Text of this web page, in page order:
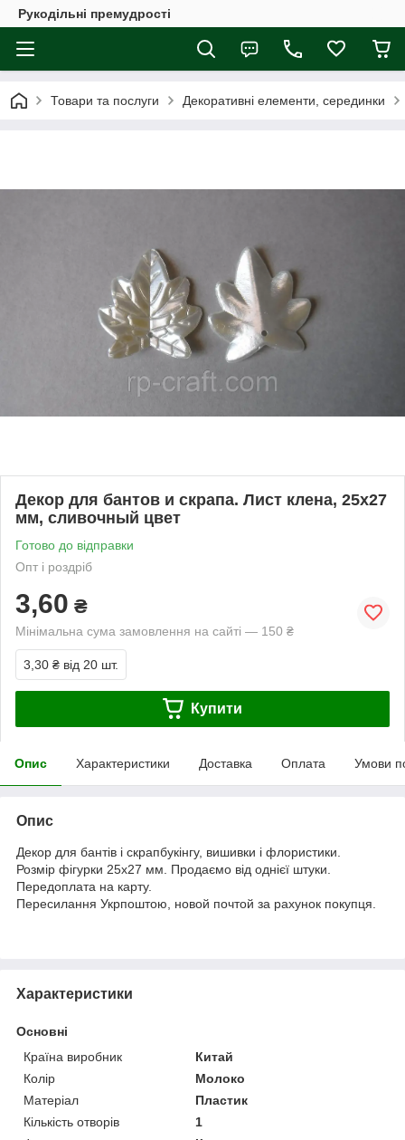
Рукодільні премудрості
Товари та послуги Декоративні елементи, серединки
Декор для бантов и скрапа. Лист клена, 25х27
мм, сливочный цвет
Готово до відправки
Опт і роздріб
3,60 ₴
Мінімальна сума замовлення на сайті — 150 ₴
3,30 ₴ від 20 шт.
Купити
Опис Характеристики Доставка Оплата Умови
Опис
Декор для бантів і скрапбукінгу, вишивки і флористики.
Розмір фігурки 25х27 мм. Продаємо від однієї штуки.
Передоплата на карту.
Пересилання Укрпоштою, новой почтой за рахунок покупця.
Характеристики
Основні
Країна виробник
Китай
Колір
Молоко
Матеріал
Пластик
Кількість отворів
1